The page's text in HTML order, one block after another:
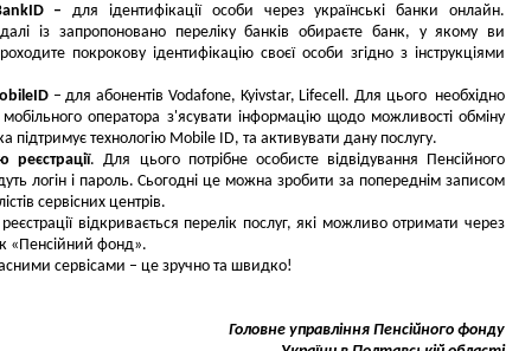
– для ідентифікації особи через українські банки онлайн.
із запропоновано переліку банків обираєте банк, у якому ви
покрокову ідентифікацію своєї особи згідно з інструкціями
– для абонентів Vodafone, Kyivstar, Lifecell. Для цього необхідно
оператора з'ясувати інформацію щодо можливості обміну
підтримує технологію Mobile ID, та активувати дану послугу.
. Для цього потрібне особисте відвідування Пенсійного
логін і пароль. Сьогодні це можна зробити за попереднім записом
сервісних центрів.
відкривається перелік послуг, які можливо отримати через
«Пенсійний фонд».
сервісами – це зручно та швидко!
Головне управління Пенсійного фонду